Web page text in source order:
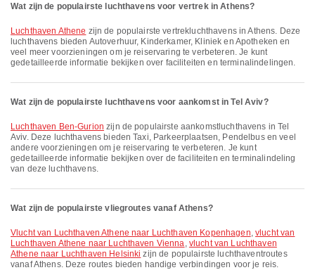
Wat zijn de populairste luchthavens voor vertrek in Athens?
Luchthaven Athene zijn de populairste vertrek­lucht­havens in Athens. Deze
luchthavens bieden Autoverhuur, Kinderkamer, Kliniek en Apotheken en
veel meer voorzieningen om je reiservaring te verbeteren. Je kunt
gedetailleerde informatie bekijken over faciliteiten en terminalindelingen.
Wat zijn de populairste luchthavens voor aankomst in Tel Aviv?
Luchthaven Ben-Gurion zijn de populairste aankomstluchthavens in Tel
Aviv. Deze luchthavens bieden Taxi, Parkeerplaatsen, Pendelbus en veel
andere voorzieningen om je reiservaring te verbeteren. Je kunt
gedetailleerde informatie bekijken over de faciliteiten en terminalindeling
van deze luchthavens.
Wat zijn de populairste vliegroutes vanaf Athens?
vlucht van Luchthaven Athene naar Luchthaven Kopenhagen, vlucht van
Luchthaven Athene naar Luchthaven Vienna, vlucht van Luchthaven
Athene naar Luchthaven Helsinki zijn de populairste luchthaventroutes
vanaf Athens. Deze routes bieden handige verbindingen voor je reis.